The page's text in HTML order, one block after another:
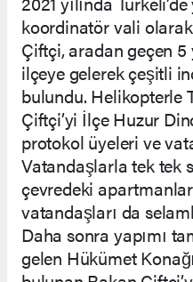
koordinatör vali
Çiftçi, aradan geçen 5
ilçeye gelerek çeşitli
bulundu. Helikopterle
Çiftçi’yi İlçe Huzur
protokol üyeleri ve
Vatandaşlarla tek tek
çevredeki
vatandaşları da
Daha sonra yapımı
gelen Hükümet